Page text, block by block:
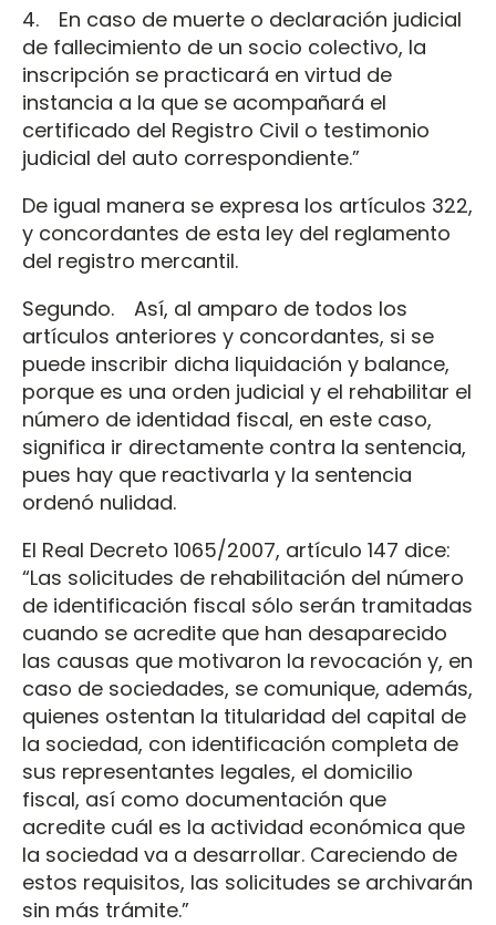
4. En caso de muerte o declaración judicial
de fallecimiento de un socio colectivo, la
inscripción se practicará en virtud de
instancia a la que se acompañará el
certificado del Registro Civil o testimonio
judicial del auto correspondiente.”
De igual manera se expresa los artículos 322,
y concordantes de esta ley del reglamento
del registro mercantil.
Segundo. Así, al amparo de todos los
artículos anteriores y concordantes, si se
puede inscribir dicha liquidación y balance,
porque es una orden judicial y el rehabilitar el
número de identidad fiscal, en este caso,
significa ir directamente contra la sentencia,
pues hay que reactivarla y la sentencia
ordenó nulidad.
El Real Decreto 1065/2007, artículo 147 dice:
“Las solicitudes de rehabilitación del número
de identificación fiscal sólo serán tramitadas
cuando se acredite que han desaparecido
las causas que motivaron la revocación y, en
caso de sociedades, se comunique, además,
quienes ostentan la titularidad del capital de
la sociedad, con identificación completa de
sus representantes legales, el domicilio
fiscal, así como documentación que
acredite cuál es la actividad económica que
la sociedad va a desarrollar. Careciendo de
estos requisitos, las solicitudes se archivarán
sin más trámite.”